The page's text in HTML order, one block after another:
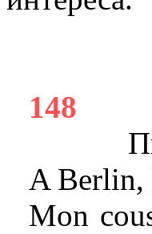
148
A Berlin,
Mon